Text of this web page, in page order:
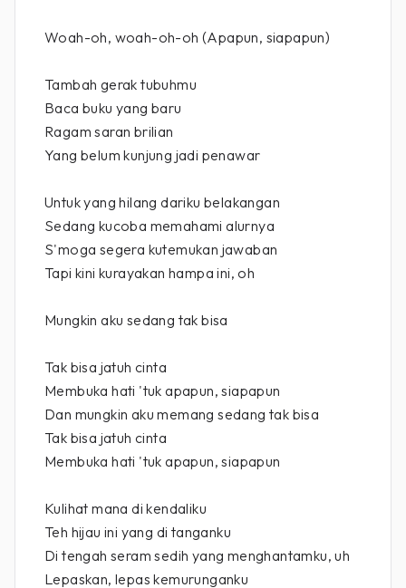
Woah-oh, woah-oh-oh (Apapun, siapapun)
Tambah gerak tubuhmu
Baca buku yang baru
Ragam saran brilian
Yang belum kunjung jadi penawar
Untuk yang hilang dariku belakangan
Sedang kucoba memahami alurnya
S'moga segera kutemukan jawaban
Tapi kini kurayakan hampa ini, oh
Mungkin aku sedang tak bisa
Tak bisa jatuh cinta
Membuka hati 'tuk apapun, siapapun
Dan mungkin aku memang sedang tak bisa
Tak bisa jatuh cinta
Membuka hati 'tuk apapun, siapapun
Kulihat mana di kendaliku
Teh hijau ini yang di tanganku
Di tengah seram sedih yang menghantamku, uh
Lepaskan, lepas kemurunganku